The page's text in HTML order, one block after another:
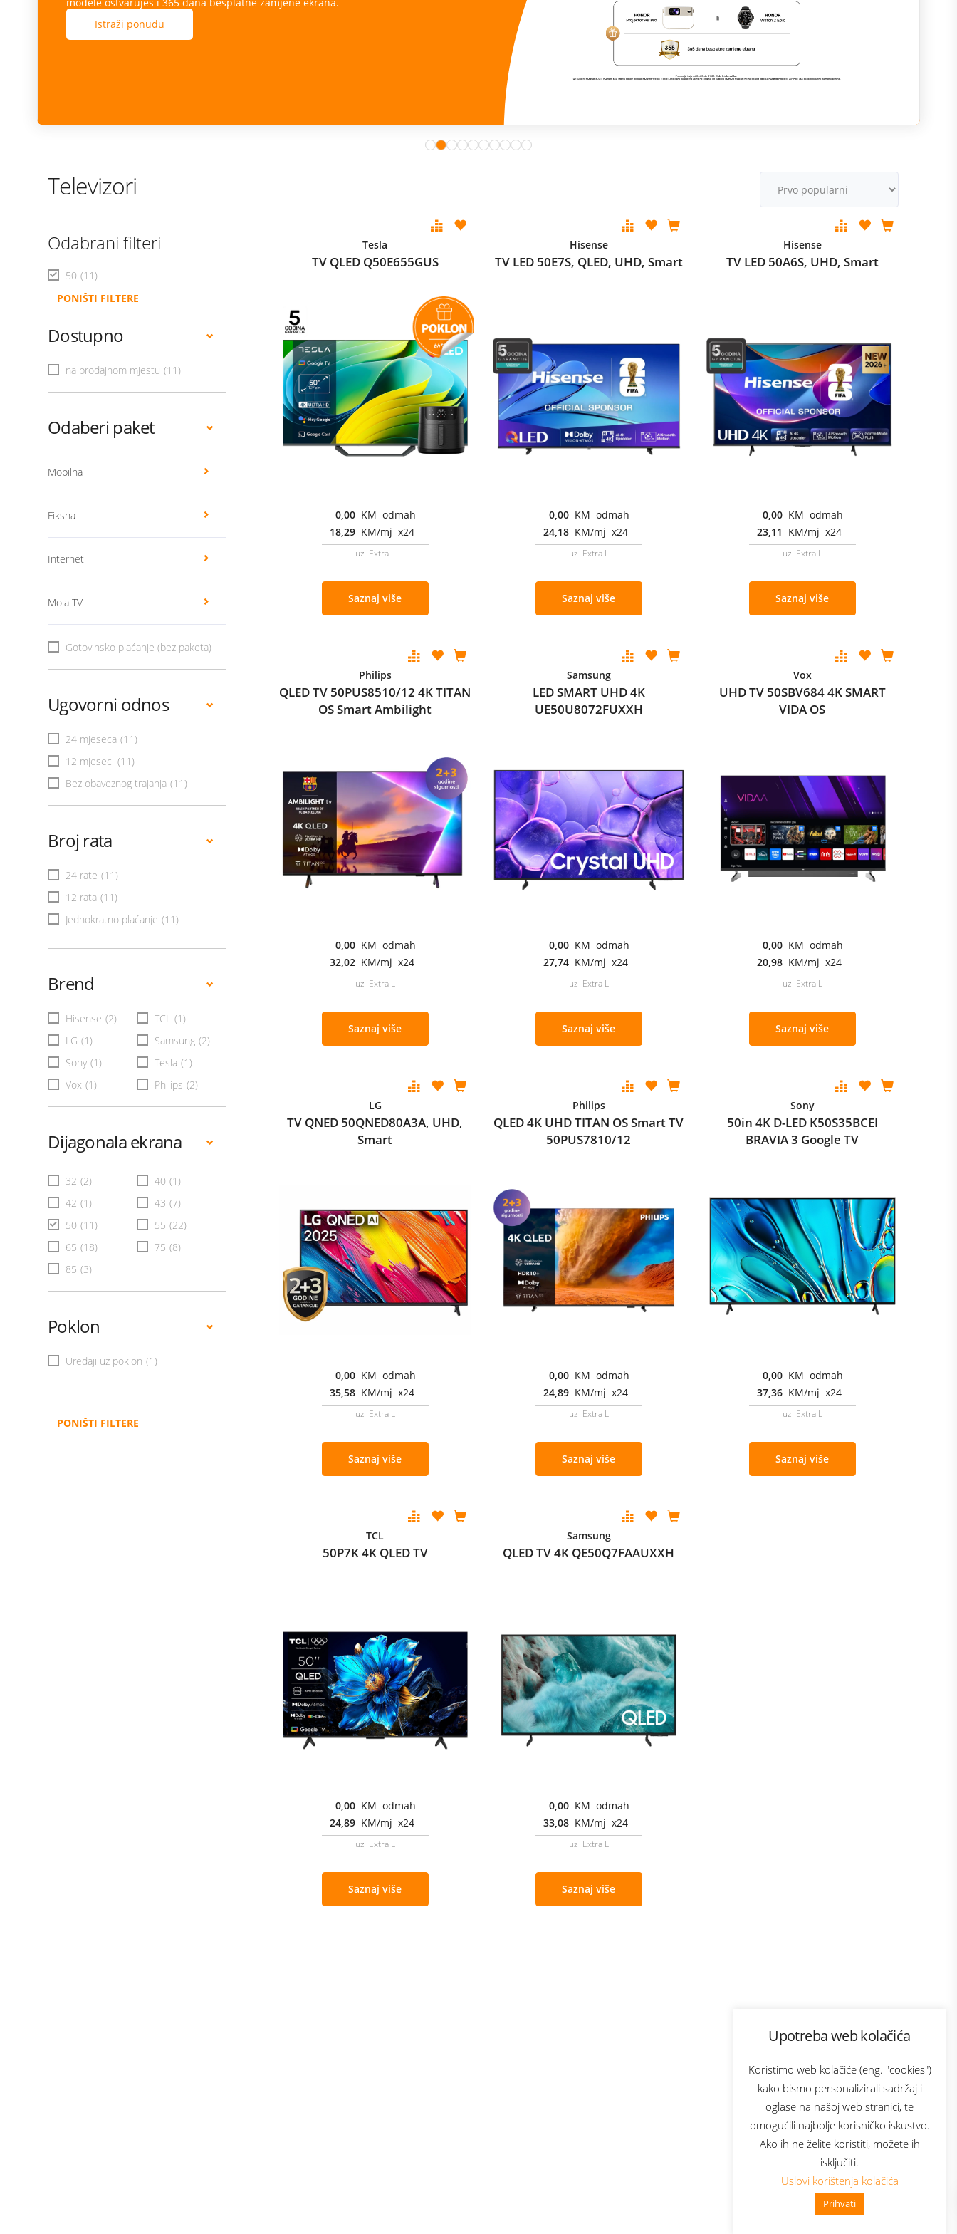
Upotreba web kolačića
Koristimo web kolačiće (eng. "cookies")
kako bismo personalizirali sadržaj i
oglase na našoj web stranici, te
omogućili najbolje korisničko iskustvo.
Ako ih ne želite koristiti, možete ih
isključiti.
Uslovi korištenja kolačića
Prihvati
👋 Zdravo, kako mogu pomoći?
Istraži ponudu
Televizori
Odabrani filteri
50 (11)
PONIŠTI FILTERE
Dostupno
na prodajnom mjestu (11)
Odaberi paket
Mobilna
Fiksna
Internet
Moja TV
Gotovinsko plaćanje (bez paketa)
Ugovorni odnos
24 mjeseca (11)
12 mjeseci (11)
Bez obaveznog trajanja (11)
Broj rata
24 rate (11)
12 rata (11)
Jednokratno plaćanje (11)
Brend
Hisense (2) TCL (1)
LG (1) Samsung (2)
Sony (1) Tesla (1)
Vox (1) Philips (2)
Dijagonala ekrana
32 (2) 40 (1)
42 (1) 43 (7)
50 (11) 55 (22)
65 (18) 75 (8)
85 (3)
Poklon
Uređaji uz poklon (1)
PONIŠTI FILTERE
Tesla
TV QLED Q50E655GUS
0,00 KM odmah
18,29 KM/mj x24
uz Extra L
Saznaj više
Hisense
TV LED 50E7S, QLED, UHD, Smart
0,00 KM odmah
24,18 KM/mj x24
uz Extra L
Saznaj više
Hisense
TV LED 50A6S, UHD, Smart
0,00 KM odmah
23,11 KM/mj x24
uz Extra L
Saznaj više
Philips
QLED TV 50PUS8510/12 4K TITAN
OS Smart Ambilight
0,00 KM odmah
32,02 KM/mj x24
uz Extra L
Saznaj više
Samsung
LED SMART UHD 4K
UE50U8072FUXXH
0,00 KM odmah
27,74 KM/mj x24
uz Extra L
Saznaj više
Vox
UHD TV 50SBV684 4K SMART
VIDA OS
0,00 KM odmah
20,98 KM/mj x24
uz Extra L
Saznaj više
LG
TV QNED 50QNED80A3A, UHD,
Smart
0,00 KM odmah
35,58 KM/mj x24
uz Extra L
Saznaj više
Philips
QLED 4K UHD TITAN OS Smart TV
50PUS7810/12
0,00 KM odmah
24,89 KM/mj x24
uz Extra L
Saznaj više
Sony
50in 4K D-LED K50S35BCEI
BRAVIA 3 Google TV
0,00 KM odmah
37,36 KM/mj x24
uz Extra L
Saznaj više
TCL
50P7K 4K QLED TV
0,00 KM odmah
24,89 KM/mj x24
uz Extra L
Saznaj više
Samsung
QLED TV 4K QE50Q7FAAUXXH
0,00 KM odmah
33,08 KM/mj x24
uz Extra L
Saznaj više
Bonus plus
Prijava za newsletter